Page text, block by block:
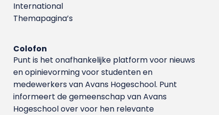
International
Themapagina’s
Colofon
Punt is het onafhankelijke platform voor nieuws
en opinievorming voor studenten en
medewerkers van Avans Hoge­school. Punt
informeert de gemeenschap van Avans
Hogeschool over voor hen relevante